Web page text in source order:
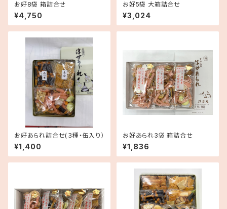
お好8袋 箱詰合せ
¥4,750
お好5袋 大箱詰合せ
¥3,024
お好あられ詰合せ(３種・缶入り）
¥1,400
お好あられ3袋 箱詰合せ
¥1,836